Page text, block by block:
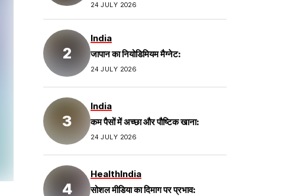
24 JULY 2026
India
जापान का नियोडिमियम मैग्नेट:
24 JULY 2026
India
कम पैसों में अच्छा और पौष्टिक खाना:
24 JULY 2026
HealthIndia
सोशल मीडिया का दिमाग पर प्रभाव: